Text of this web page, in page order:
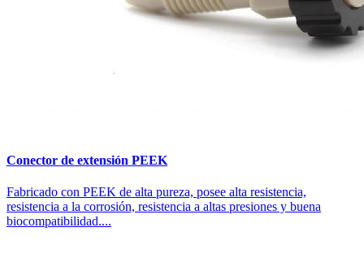
Conector de extensión PEEK
Fabricado con PEEK de alta pureza, posee alta resistencia,
resistencia a la corrosión, resistencia a altas presiones y buena
biocompatibilidad....